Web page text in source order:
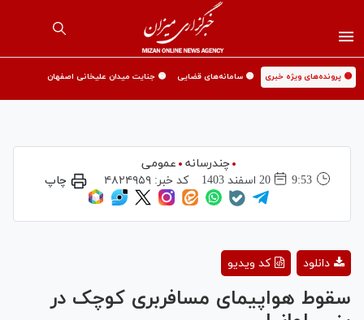
🟡 پرونده‌های ویژه خبری 🟡 سامانه‌های قضایی 🟡 جنایت میدان علیخانی اصفهان
چندرسانه
عمومی
9:53
20 اسفند 1403 کد خبر:۴۸۲۴۹۵۹ چاپ
Video
کد ویدیو دانلود
سقوط هواپیمای مسافربری کوچک در